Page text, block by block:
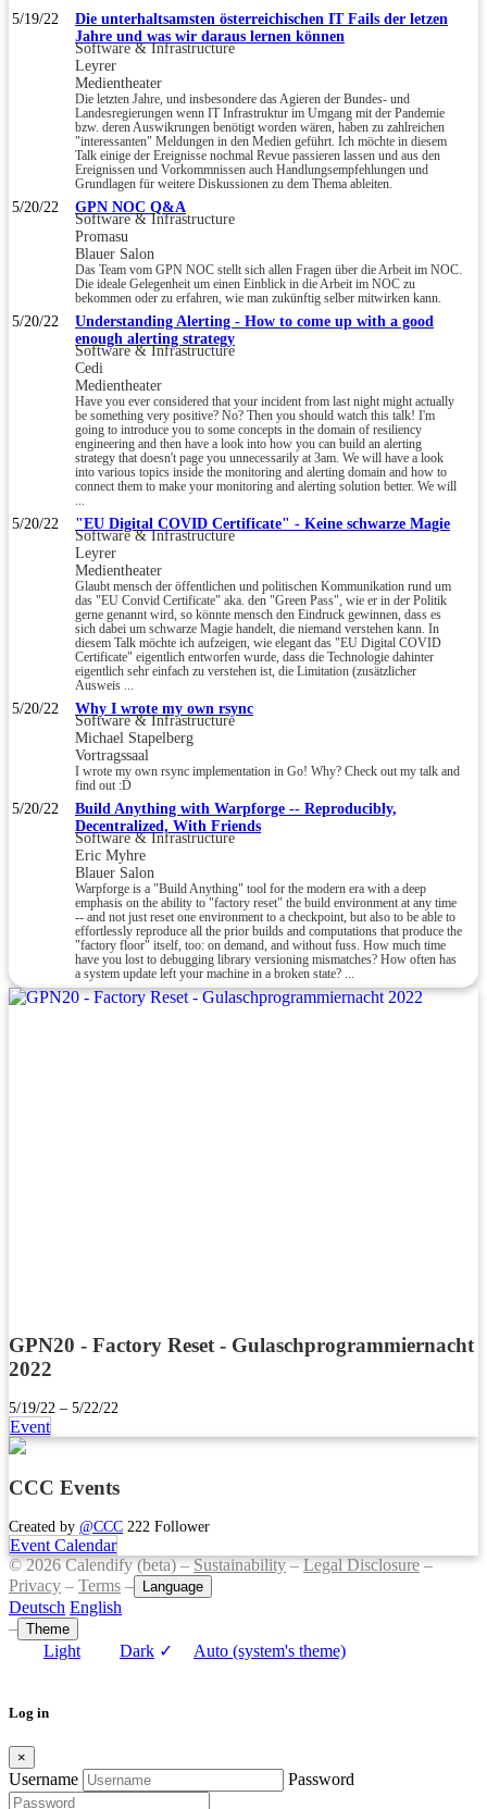
5/19/22
Die unterhaltsamsten österreichischen IT Fails der letzen
Jahre und was wir daraus lernen können
Software & Infrastructure
Leyrer
Medientheater
Die letzten Jahre, und insbesondere das Agieren der Bundes- und
Landesregierungen wenn IT Infrastruktur im Umgang mit der Pandemie
bzw. deren Auswikrungen benötigt worden wären, haben zu zahlreichen
"interessanten" Meldungen in den Medien geführt. Ich möchte in diesem
Talk einige der Ereignisse nochmal Revue passieren lassen und aus den
Ereignissen und Vorkommnissen auch Handlungsempfehlungen und
Grundlagen für weitere Diskussionen zu dem Thema ableiten.
5/20/22 GPN NOC Q&A
Software & Infrastructure
Promasu
Blauer Salon
Das Team vom GPN NOC stellt sich allen Fragen über die Arbeit im NOC.
Die ideale Gelegenheit um einen Einblick in die Arbeit im NOC zu
bekommen oder zu erfahren, wie man zukünftig selber mitwirken kann.
5/20/22
Understanding Alerting - How to come up with a good
enough alerting strategy
Software & Infrastructure
Cedi
Medientheater
Have you ever considered that your incident from last night might actually
be something very positive? No? Then you should watch this talk! I'm
going to introduce you to some concepts in the domain of resiliency
engineering and then have a look into how you can build an alerting
strategy that doesn't page you unnecessarily at 3am. We will have a look
into various topics inside the monitoring and alerting domain and how to
connect them to make your monitoring and alerting solution better. We will
5/20/22 "EU Digital COVID Certificate" - Keine schwarze Magie
Software & Infrastructure
Leyrer
Medientheater
Glaubt mensch der öffentlichen und politischen Kommunikation rund um
das "EU Convid Certificate" aka. den "Green Pass", wie er in der Politik
gerne genannt wird, so könnte mensch den Eindruck gewinnen, dass es
sich dabei um schwarze Magie handelt, die niemand verstehen kann. In
diesem Talk möchte ich aufzeigen, wie elegant das "EU Digital COVID
Certificate" eigentlich entworfen wurde, dass die Technologie dahinter
eigentlich sehr einfach zu verstehen ist, die Limitation (zusätzlicher
Ausweis ...
5/20/22 Why I wrote my own rsync
Software & Infrastructure
Michael Stapelberg
Vortragssaal
I wrote my own rsync implementation in Go! Why? Check out my talk and
find out :D
5/20/22
Build Anything with Warpforge -- Reproducibly,
Decentralized, With Friends
Software & Infrastructure
Eric Myhre
Blauer Salon
Warpforge is a "Build Anything" tool for the modern era with a deep
emphasis on the ability to "factory reset" the build environment at any time
-- and not just reset one environment to a checkpoint, but also to be able to
effortlessly reproduce all the prior builds and computations that produce the
"factory floor" itself, too: on demand, and without fuss. How much time
have you lost to debugging library versioning mismatches? How often has
a system update left your machine in a broken state? ...
GPN20 - Factory Reset - Gulaschprogrammiernacht
2022
5/19/22 – 5/22/22
Event
CCC Events
Created by @CCC 222 Follower
Event Calendar
© 2026 Calendify (beta) –Sustainability–Legal Disclosure–
Privacy – Terms – Language
Deutsch English
– Theme
Light Dark ✓ Auto (system's theme)
Log in
×
Username Password